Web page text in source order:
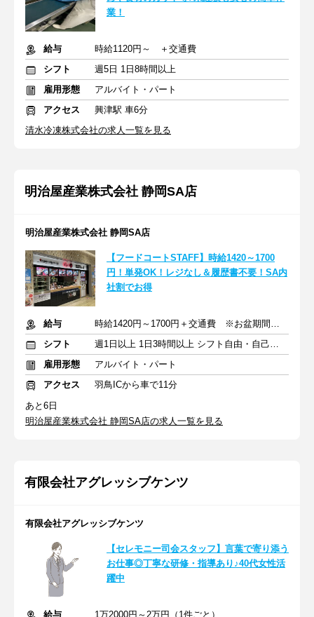
業！
給与
時給1120円～ ＋交通費
シフト
週5日 1日8時間以上
雇用形態
アルバイト・パート
アクセス
興津駅 車6分
清水冷凍株式会社の求人一覧を見る
明治屋産業株式会社 静岡SA店
明治屋産業株式会社 静岡SA店
【フードコートSTAFF】時給1420～1700
円！単発OK！レジなし＆履歴書不要！SA内
社割でお得
給与
時給1420円～1700円＋交通費 ※お盆期間外は1220円～1500円
シフト
週1日以上 1日3時間以上 シフト自由・自己申告
雇用形態
アルバイト・パート
アクセス
羽鳥ICから車で11分
あと6日
明治屋産業株式会社 静岡SA店の求人一覧を見る
有限会社アグレッシブケンツ
有限会社アグレッシブケンツ
【セレモニー司会スタッフ】言葉で寄り添う
お仕事◎丁寧な研修・指導あり♪40代女性活
躍中
給与
1万2000円～2万円（1件ごと）